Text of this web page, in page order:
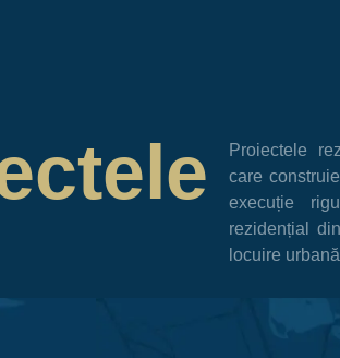
Proiectele
care
execuție
rezidențial
locuire